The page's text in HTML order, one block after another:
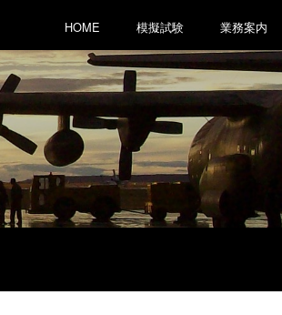
HOME 模擬試験 業務案内